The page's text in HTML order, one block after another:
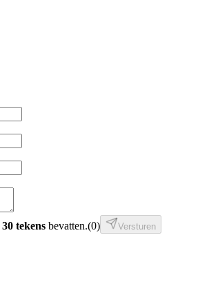
30 tekens bevatten.(0) Versturen